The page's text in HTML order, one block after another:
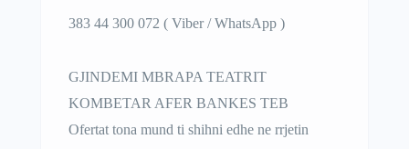
383 44 300 072 ( Viber / WhatsApp )
GJINDEMI MBRAPA TEATRIT
KOMBETAR AFER BANKES TEB
Ofertat tona mund ti shihni edhe ne rrjetin